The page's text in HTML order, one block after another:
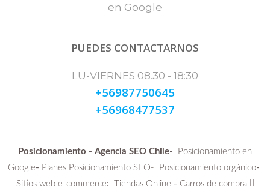
en Google
PUEDES CONTACTARNOS
LU-VIERNES 08.30 - 18:30
+56987750645
+56968477537
Posicionamiento - Agencia SEO Chile-
Posicionamiento en
Google- Planes Posicionamiento SEO- Posicionamiento orgánico-
Sitios web e-commerce: Tiendas Online - Carros de compra